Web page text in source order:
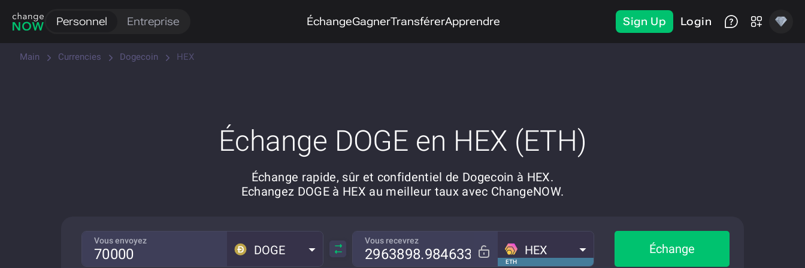
Personnel Entreprise ÉchangeGagnerTransférerApprendre Sign Up Login
Main Currencies Dogecoin HEX
Échange DOGE en HEX (ETH)
Échange rapide, sûr et confidentiel de Dogecoin à HEX.
Echangez DOGE à HEX au meilleur taux avec ChangeNOW.
Vous envoyez
DOGE
Vous recevrez
ETH
HEX Échange